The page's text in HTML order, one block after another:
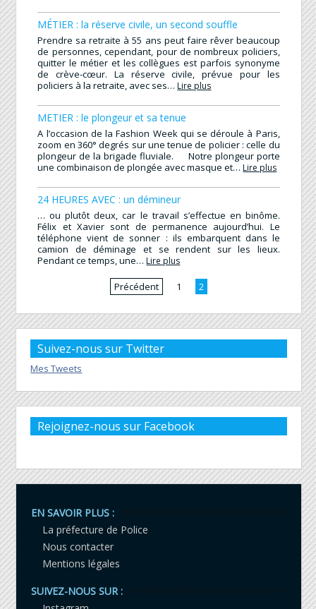
MÉTIER : la réserve civile, un second souffle
Prendre sa retraite à 55 ans peut faire rêver beaucoup
de personnes, cependant, pour de nombreux policiers,
quitter le métier et les collègues est parfois synonyme
de crève-cœur. La réserve civile, prévue pour les
policiers à la retraite, avec ses…Lire plus
METIER : le plongeur et sa tenue
A l’occasion de la Fashion Week qui se déroule à Paris,
zoom en 360° degrés sur une tenue de policier : celle du
plongeur de la brigade fluviale. Notre plongeur porte
une combinaison de plongée avec masque et…Lire plus
24 HEURES AVEC : un démineur
… ou plutôt deux, car le travail s’effectue en binôme.
Félix et Xavier sont de permanence aujourd’hui. Le
téléphone vient de sonner : ils embarquent dans le
camion de déminage et se rendent sur les lieux.
Pendant ce temps, une…Lire plus
Précédent 1 2
Suivez-nous sur Twitter
Mes Tweets
Rejoignez-nous sur Facebook
EN SAVOIR PLUS :
La préfecture de Police
Nous contacter
Mentions légales
SUIVEZ-NOUS SUR :